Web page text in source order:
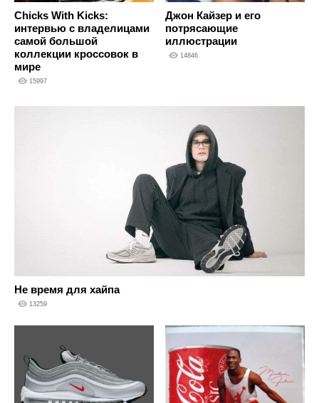
Chicks With Kicks:
интервью с владелицами
самой большой
коллекции кроссовок в
мире
15997
Джон Кайзер и его
потрясающие
иллюстрации
14846
Не время для хайпа
13259